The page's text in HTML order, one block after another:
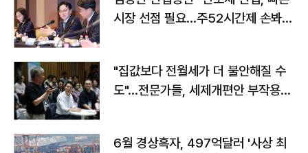
시장 선점 필요…주52시간제 손봐
"집값보다 전월세가 더 불안해질 수
도"…전문가들, 세제개편안 부작용
6월 경상흑자, 497억달러 '사상 최